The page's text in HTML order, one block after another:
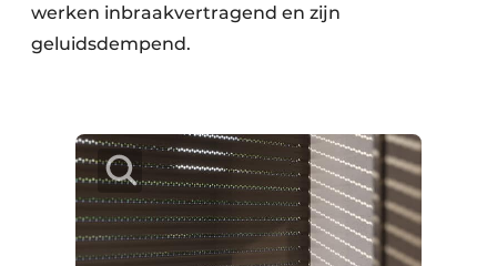
werken inbraakvertragend en zijn
geluidsdempend.